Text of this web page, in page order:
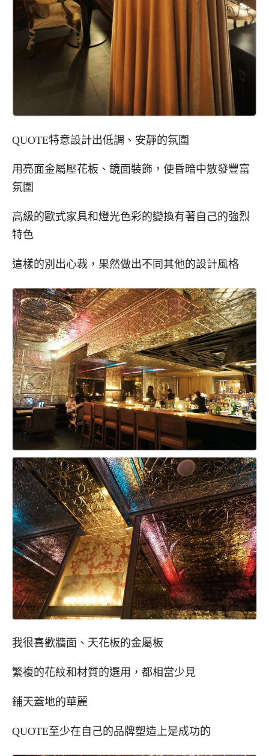
QUOTE特意設計出低調、安靜的氛圍
用亮面金屬壓花板、鏡面裝飾，使昏暗中散發豐富
氛圍
高級的歐式家具和燈光色彩的變換有著自己的強烈
特色
這樣的別出心裁，果然做出不同其他的設計風格
我很喜歡牆面、天花板的金屬板
繁複的花紋和材質的選用，都相當少見
鋪天蓋地的華麗
QUOTE至少在自己的品牌塑造上是成功的